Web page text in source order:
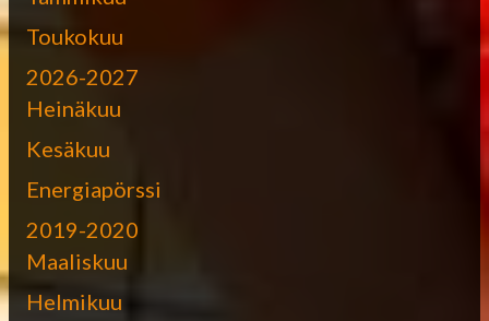
Toukokuu
2026-2027
Heinäkuu
Kesäkuu
Energiapörssi
2019-2020
Maaliskuu
Helmikuu